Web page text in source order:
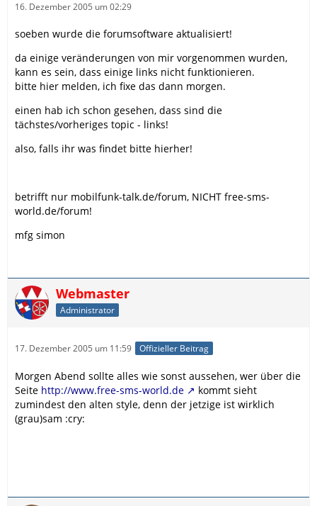
16. Dezember 2005 um 02:29
soeben wurde die forumsoftware aktualisiert!
da einige veränderungen von mir vorgenommen wurden,
kann es sein, dass einige links nicht funktionieren.
bitte hier melden, ich fixe das dann morgen.
einen hab ich schon gesehen, dass sind die
tächstes/vorheriges topic - links!
also, falls ihr was findet bitte hierher!
betrifft nur mobilfunk-talk.de/forum, NICHT free-sms-
world.de/forum!
mfg simon
Webmaster
Administrator
17. Dezember 2005 um 11:59 Offizieller Beitrag
Morgen Abend sollte alles wie sonst aussehen, wer über die
Seite http://www.free-sms-world.de
kommt sieht
zumindest den alten style, denn der jetzige ist wirklich
(grau)sam :cry: